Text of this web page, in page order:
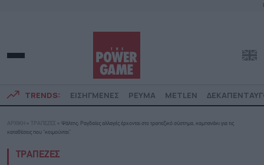
TRENDS: ΕΙΣΗΓΜΕΝΕΣ ΡΕΥΜΑ METLEN
ΑΡΧΙΚΗ » ΤΡΑΠΕΖΕΣ » Ψάλτης: Ραγδαίες αλλαγές έρχονται στο τραπεζικό σύστημα, καμπανάκι για τις
καταθέσεις που “κοιμούνται”
ΤΡΑΠΕΖΕΣ